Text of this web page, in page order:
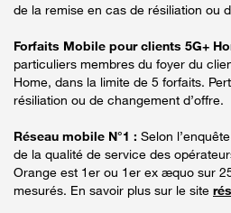
de la remise en cas de résiliation ou
Forfaits Mobile pour clients 5G+
particuliers membres du foyer du
Home, dans la limite de 5 forfaits.
résiliation ou de changement d’offre.
Réseau mobile N°1 : Selon
de la qualité de service des
Orange est 1er ou 1er ex æquo sur
mesurés. En savoir plus sur le site